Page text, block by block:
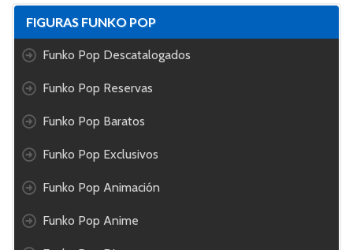
FIGURAS FUNKO POP
Funko Pop Descatalogados
Funko Pop Reservas
Funko Pop Baratos
Funko Pop Exclusivos
Funko Pop Animación
Funko Pop Anime